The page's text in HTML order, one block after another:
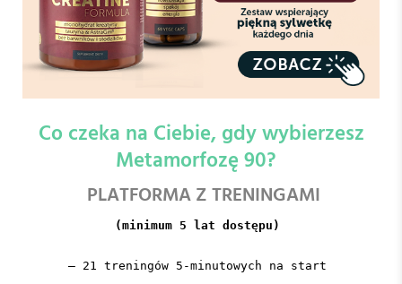
Co czeka na Ciebie, gdy wybierzesz
Metamorfozę 90?
PLATFORMA Z TRENINGAMI
(minimum 5 lat dostępu)
– 21 treningów 5-minutowych na start